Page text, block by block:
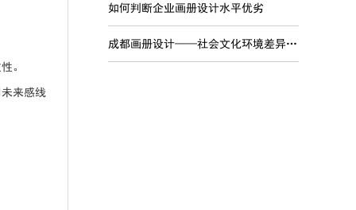
。
来感线
如何判断企业画册设计水平优劣
成都画册设计——社会文化环境差异对品牌国际化的影响